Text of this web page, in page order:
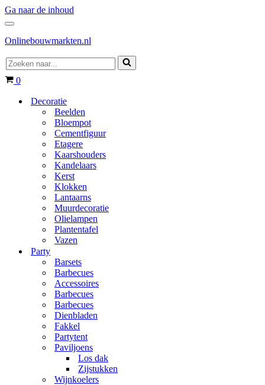
Ga naar de inhoud
Navigatie
Menu
Onlinebouwmarkten.nl
Zoeken
naar...
Winkelwagen
0
Decoratie
Beelden
Bloempot
Cementfiguur
Etagere
Kaarshouders
Kandelaars
Kerst
Klokken
Lantaarns
Muurdecoratie
Olielampen
Plantentafel
Vazen
Party
Barsets
Barbecues
Accessoires
Barbecues
Barbecues
Dienbladen
Fakkel
Partytent
Paviljoens
Los dak
Zijstukken
Wijnkoelers